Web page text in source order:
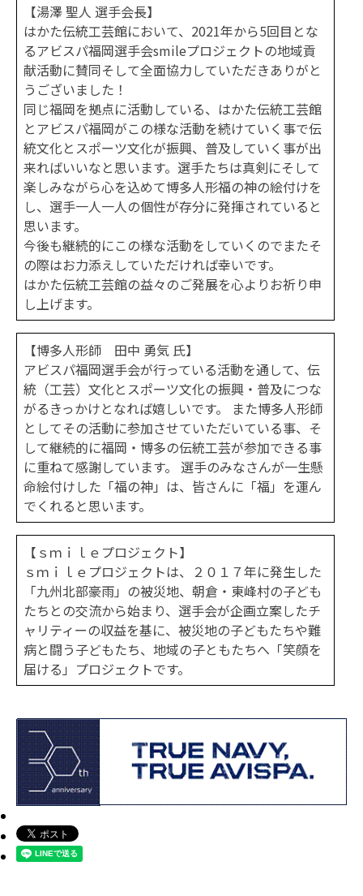
【湯澤 聖人 選手会長】
はかた伝統工芸館において、2021年から5回目とな
るアビスパ福岡選手会smileプロジェクトの地域貢
献活動に賛同そして全面協力していただきありがと
うございました！
同じ福岡を拠点に活動している、はかた伝統工芸館
とアビスパ福岡がこの様な活動を続けていく事で伝
統文化とスポーツ文化が振興、普及していく事が出
来ればいいなと思います。選手たちは真剣にそして
楽しみながら心を込めて博多人形福の神の絵付けを
し、選手一人一人の個性が存分に発揮されていると
思います。
今後も継続的にこの様な活動をしていくのでまたそ
の際はお力添えしていただければ幸いです。
はかた伝統工芸館の益々のご発展を心よりお祈り申
し上げます。
【博多人形師 田中 勇気 氏】
アビスパ福岡選手会が行っている活動を通して、伝
統（工芸）文化とスポーツ文化の振興・普及につな
がるきっかけとなれば嬉しいです。 また博多人形師
としてその活動に参加させていただいている事、そ
して継続的に福岡・博多の伝統工芸が参加できる事
に重ねて感謝しています。 選手のみなさんが一生懸
命絵付けした「福の神」は、皆さんに「福」を運ん
でくれると思います。
【ｓｍｉｌｅプロジェクト】
ｓｍｉｌｅプロジェクトは、２０１７年に発生した
「九州北部豪雨」の被災地、朝倉・東峰村の子ども
たちとの交流から始まり、選手会が企画立案したチ
ャリティーの収益を基に、被災地の子どもたちや難
病と闘う子どもたち、地域の子ともたちへ「笑顔を
届ける」プロジェクトです。